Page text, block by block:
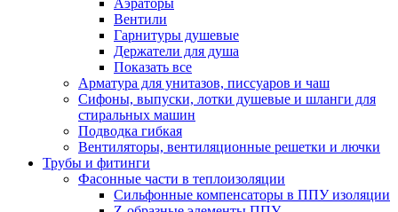
Аэраторы
Вентили
Гарнитуры душевые
Держатели для душа
Показать все
Арматура для унитазов, писсуаров и чаш
Сифоны, выпуски, лотки душевые и шланги для
стиральных машин
Подводка гибкая
Вентиляторы, вентиляционные решетки и лючки
Трубы и фитинги
Фасонные части в теплоизоляции
Cильфонные компенсаторы в ППУ изоляции